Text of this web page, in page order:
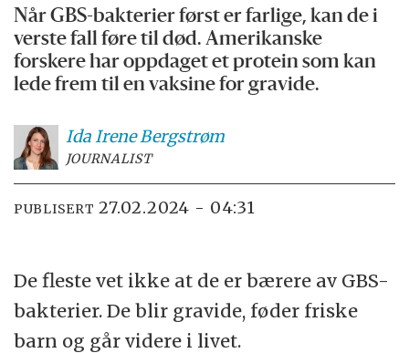
Når GBS-bakterier først er farlige, kan de i
verste fall føre til død. Amerikanske
forskere har oppdaget et protein som kan
lede frem til en vaksine for gravide.
Ida IreneBergstrøm
JOURNALIST
PUBLISERT 27.02.2024 - 04:31
De fleste vet ikke at de er bærere av GBS-
bakterier. De blir gravide, føder friske
barn og går videre i livet.